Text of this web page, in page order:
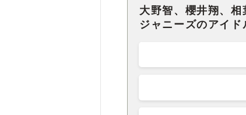
大野智、櫻井翔、相
ジャニーズのアイド